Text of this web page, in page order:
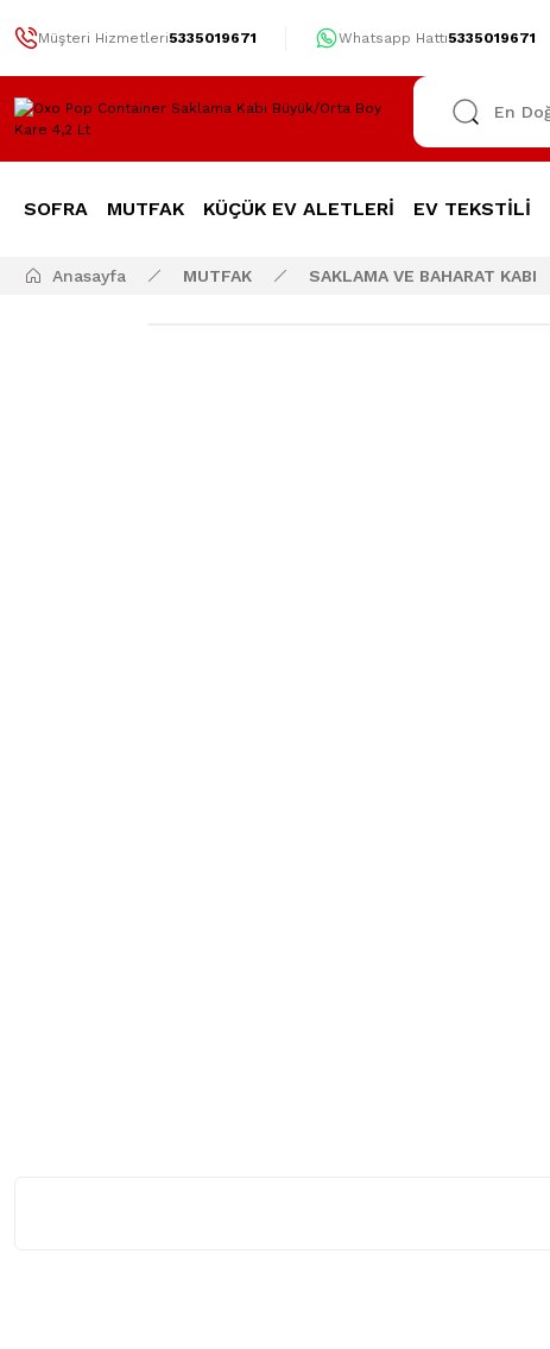
Müşteri Hizmetleri5335019671 Whatsapp Hattı5335019671
SOFRA MUTFAK KÜÇÜK EV ALETLERİ EV TEKSTİLİ
Anasayfa MUTFAK SAKLAMA VE BAHARAT KABI